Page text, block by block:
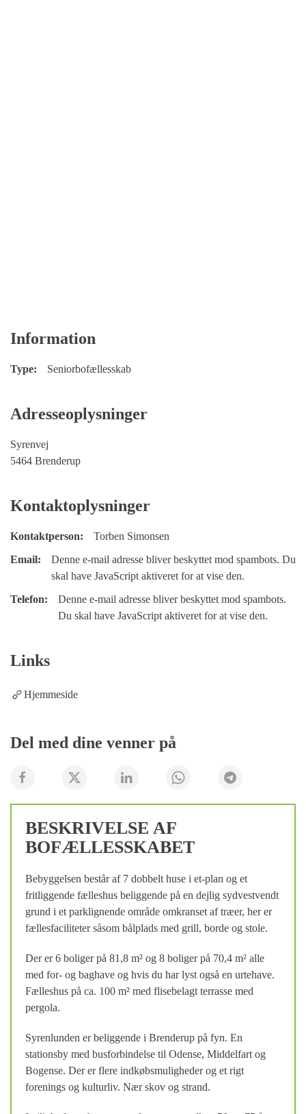
Information
Type: Seniorbofællesskab
Adresseoplysninger
Syrenvej
5464 Brenderup
Kontaktoplysninger
Kontaktperson:
Torben Simonsen
Email:
Denne e-mail adresse bliver beskyttet mod spambots. Du
skal have JavaScript aktiveret for at vise den.
Telefon:
Denne e-mail adresse bliver beskyttet mod spambots.
Du skal have JavaScript aktiveret for at vise den.
Links
Hjemmeside
Del med dine venner på
BESKRIVELSE AF
BOFÆLLESSKABET
Bebyggelsen består af 7 dobbelt huse i et-plan og et
fritliggende fælleshus beliggende på en dejlig sydvestvendt
grund i et parklignende område omkranset af træer, her er
fællesfaciliteter såsom bålplads med grill, borde og stole.
Der er 6 boliger på 81,8 m² og 8 boliger på 70,4 m² alle
med for- og baghave og hvis du har lyst også en urtehave.
Fælleshus på ca. 100 m² med flisebelagt terrasse med
pergola.
Syrenlunden er beliggende i Brenderup på fyn. En
stationsby med busforbindelse til Odense, Middelfart og
Bogense. Der er flere indkøbsmuligheder og et rigt
forenings og kulturliv. Nær skov og strand.